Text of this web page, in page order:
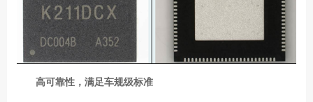
高可靠性，满足车规级标准